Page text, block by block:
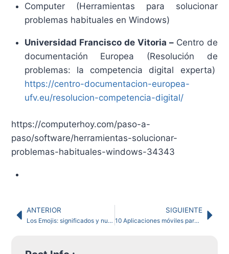
Computer (Herramientas para solucionar
problemas habituales en Windows)
Universidad Francisco de Vitoria – Centro de
documentación Europea (Resolución de
problemas: la competencia digital experta)
https://centro-documentacion-europea-
ufv.eu/resolucion-competencia-digital/
https://computerhoy.com/paso-a-
paso/software/herramientas-solucionar-
problemas-habituales-windows-34343
ANTERIOR
Los Emojis: significados y nuevos lenguajes en nuestra comunicación
SIGUIENTE
10 Aplicaciones móviles para la creación de videos académicos